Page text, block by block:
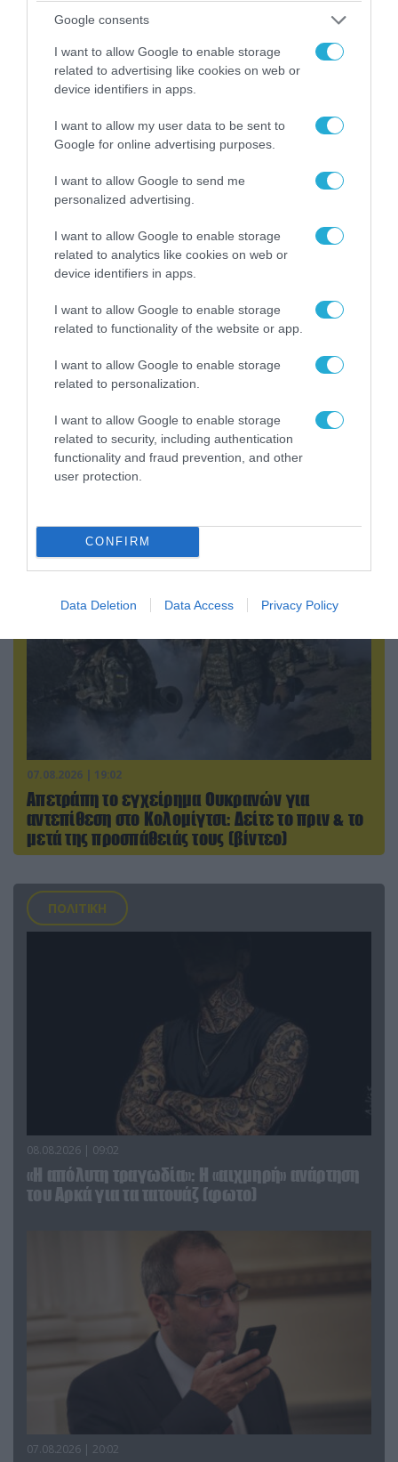
Google consents
I want to allow Google to enable storage
related to advertising like cookies on web or
device identifiers in apps.
I want to allow my user data to be sent to
Google for online advertising purposes.
I want to allow Google to send me
personalized advertising.
I want to allow Google to enable storage
related to analytics like cookies on web or
device identifiers in apps.
I want to allow Google to enable storage
related to functionality of the website or app.
I want to allow Google to enable storage
related to personalization.
I want to allow Google to enable storage
related to security, including authentication
functionality and fraud prevention, and other
user protection.
CONFIRM
Data Deletion Data Access Privacy Policy
07.08.2026 | 18:02
εξοπλισμό των ΗΠΑ με Ουκρανούς και
Αμερικανούς μισθοφόρους – Δείτε βίντεο
07.08.2026 | 20:02
Ο Γιάννης Αλαφούζος «τέλειωσε» τον
07.08.2026 | 19:02
Απετράπη το εγχείρημα Ουκρανών για
αντεπίθεση στο Κολομίγτσι: Δείτε το πριν & το
μετά της προσπάθειάς τους (βίντεο)
ΠΟΛΙΤΙΚΗ
08.08.2026 | 09:02
«Η απόλυτη τραγωδία»: Η «αιχμηρή» ανάρτηση
του Αρκά για τα τατουάζ (φωτο)
07.08.2026 | 20:02